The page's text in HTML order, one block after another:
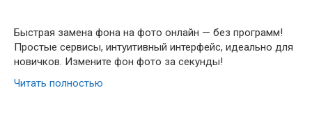
Быстрая замена фона на фото онлайн — без программ!
Простые сервисы, интуитивный интерфейс, идеально для
новичков. Измените фон фото за секунды!
Читать полностью